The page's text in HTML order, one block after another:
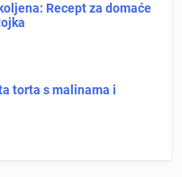
Recept za domaće
torta s malinama i